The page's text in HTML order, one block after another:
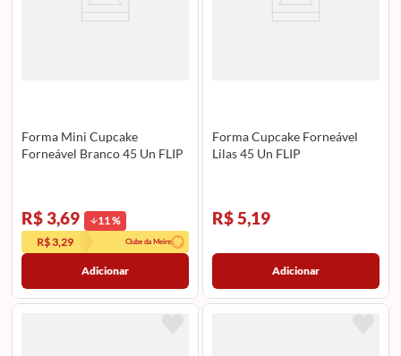
Forma Mini Cupcake
Forneável Branco 45 Un FLIP
R$ 3,69 11%
R$ 3,29
Clube da Meire
Adicionar
Forma Cupcake Forneável
Lilas 45 Un FLIP
R$ 5,19
Adicionar